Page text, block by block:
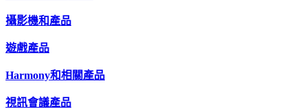
攝影機和產品
遊戲產品
Harmony和相關產品
視訊會議產品